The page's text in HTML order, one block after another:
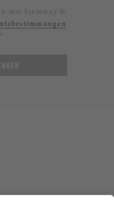
mit Steinway &